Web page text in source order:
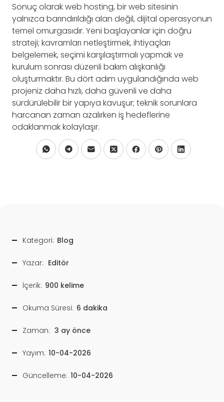
Sonuç olarak web hosting, bir web sitesinin
yalnızca barındırıldığı alan değil, dijital operasyonun
temel omurgasıdır. Yeni başlayanlar için doğru
strateji; kavramları netleştirmek, ihtiyaçları
belgelemek, seçimi karşılaştırmalı yapmak ve
kurulum sonrası düzenli bakım alışkanlığı
oluşturmaktır. Bu dört adım uygulandığında web
projeniz daha hızlı, daha güvenli ve daha
sürdürülebilir bir yapıya kavuşur; teknik sorunlara
harcanan zaman azalırken iş hedeflerine
odaklanmak kolaylaşır.
Kategori: Blog
Yazar: Editör
İçerik: 900 kelime
Okuma Süresi: 6 dakika
Zaman: 3 ay önce
Yayım: 10-04-2026
Güncelleme: 10-04-2026